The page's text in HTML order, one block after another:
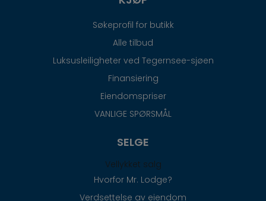
Søkeprofil for butikk
Alle tilbud
Luksusleiligheter ved Tegernsee-sjøen
Finansiering
Eiendomspriser
VANLIGE SPØRSMÅL
SELGE
Vellykket salg
Hvorfor Mr. Lodge?
Verdsettelse av eiendom